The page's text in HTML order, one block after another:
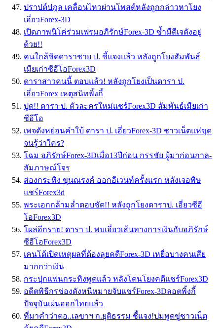
ปราปต์ปฎล เคลื่อนไหวผ่านโพสต์หลังถูกกล่าวหาโยง
เอี่ยวForex-3D
เปิดภาพนิโค่ร่วมเฟรมอภิรักษ์Forex-3D ซ้ำมีดีเจดังอยู่
ด้วย!!
คนใกล้ชิดดาราชาย ป. ชี้แจงแล้ว หลังถูกโยงสัมพันธ์
เมียเก่าซีอีโอForex3D
ดาราสาวคนนี้ ตอบแล้ว! หลังถูกโยงเป็นดารา ป.
เอี่ยวForex เหตุสนิทพิ้งกี้
ปูด!! ดารา ป. ตัวละครใหม่แชร์Forex3D สัมพันธ์เมียเก่า
ซีอีโอ
เพจดังหย่อนคำใบ้ ดารา ป. เอี่ยวForex-3D ชาวเน็ตแห่ขุด
จนรู้ว่าใคร?
โฉม อภิรักษ์Forex-3Dเมื่อ13ปีก่อน กรรชัย ผู้มาก่อนกาล-
สัมภาษณ์โจร
ส่องกระทิง ขุนณรงค์ ออกอีเวนท์ครั้งแรก หลังเจอพิษ
แชร์Forex3d
พระเอกกล้ามล่ำตอบชัด!! หลังถูกโยงดาราป. เอี่ยวซีอี
โอForex3D
โผล่อีกราย! ดารา ป. พบเอี่ยวเส้นทางการเงินกับอภิรักษ์
ซีอีโอForex3D
เคนโด้เปิดเหตุผลที่ต้องลุยคดีForex-3D เหยื่อบางคนเสีย
มากกว่าเงิน
กระปุกแฟนกระทิงพูดแล้ว หลังโดนโยงคดีแชร์Forex3D
อดีตพิธีกรช่องดังหนีหมายจับแชร์Forex-3Dลอตพิ้งกี้
ปัจจุบันเผ่นออกไทยแล้ว
ที่มาคำว่าตอ..เลขาฯ ก.ยุติธรรม ชี้แจง!ปมพูดขู่ชาวเน็ต